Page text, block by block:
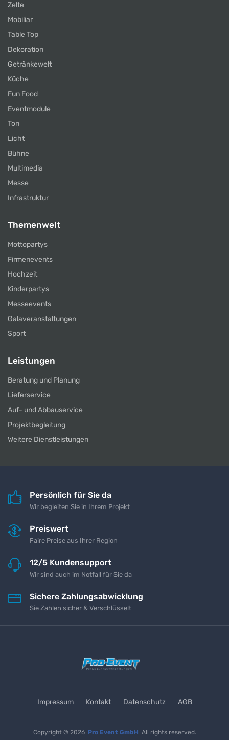
Zelte
Mobiliar
Table Top
Dekoration
Getränkewelt
Küche
Fun Food
Eventmodule
Ton
Licht
Bühne
Multimedia
Messe
Infrastruktur
Themenwelt
Mottopartys
Firmenevents
Hochzeit
Kinderpartys
Messeevents
Galaveranstaltungen
Sport
Leistungen
Beratung und Planung
Lieferservice
Auf- und Abbauservice
Projektbegleitung
Weitere Dienstleistungen
Persönlich für Sie da
Wir begleiten Sie in Ihrem Projekt
Preiswert
Faire Preise aus Ihrer Region
12/5 Kundensupport
Wir sind auch im Notfall für Sie da
Sichere Zahlungsabwicklung
Sie Zahlen sicher & Verschlüsselt
Impressum Kontakt Datenschutz AGB
Copyright © 2026 Pro Event GmbH All rights reserved.